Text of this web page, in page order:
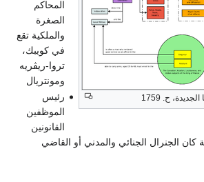
ح. 1759
المحاكم
الصغرة
والملكية تقع
في كويبك،
تروا-ريڤريه
ومونتريال
رئيس
الموظفين
القانونين
كان الجنرال الجنائي والمدني أو القاضي